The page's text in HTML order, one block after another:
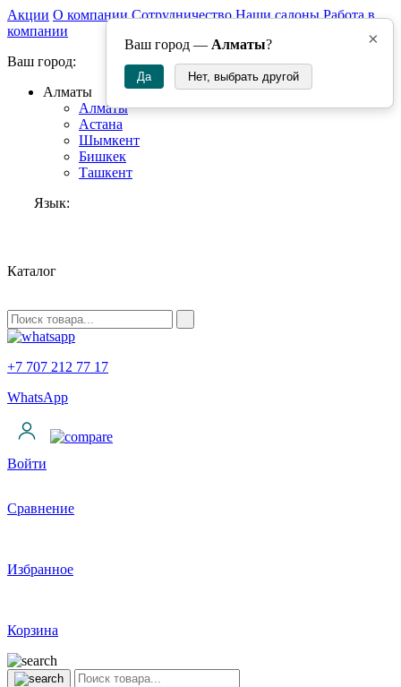
×
Ваш город — Алматы?
Да Нет, выбрать другой
Акции О компании Сотрудничество Наши салоны Работа в
компании
Ваш город:
Алматы
Алматы
Астана
Шымкент
Бишкек
Ташкент
Язык:
Каталог
+7 707 212 77 17
WhatsApp
Войти
Сравнение
Избранное
Корзина